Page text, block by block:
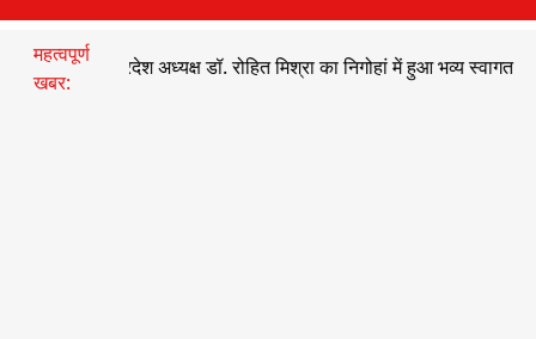
महत्वपूर्ण
खबर:
प्रदेश अध्यक्ष डॉ. रोहित मिश्रा का निगोहां में हुआ भव्य स्वागत ●सड़क